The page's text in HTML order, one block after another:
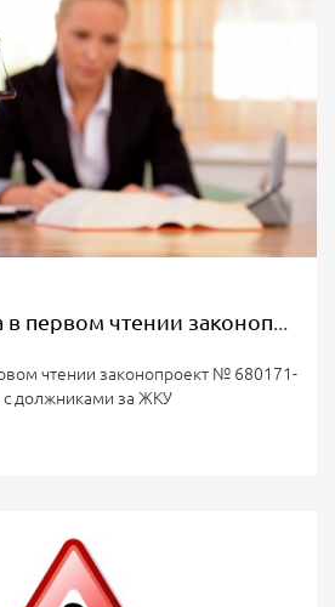
Госдума приняла в первом чтении законопроект № 680171-8
чтении законопроект № 680171-
с должниками за ЖКУ
механизм внесудебного
— исполнительную надпись
о поступившем требовании
должнику срок для ответного
или полное погашение